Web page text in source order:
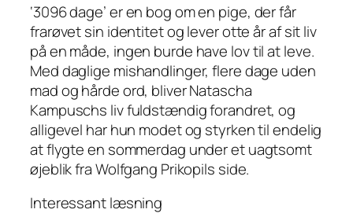
‘3096 dage’ er en bog om en pige, der får
frarøvet sin identitet og lever otte år af sit liv
på en måde, ingen burde have lov til at leve.
Med daglige mishandlinger, flere dage uden
mad og hårde ord, bliver Natascha
Kampuschs liv fuldstændig forandret, og
alligevel har hun modet og styrken til endelig
at flygte en sommerdag under et uagtsomt
øjeblik fra Wolfgang Prikopils side.
Interessant læsning